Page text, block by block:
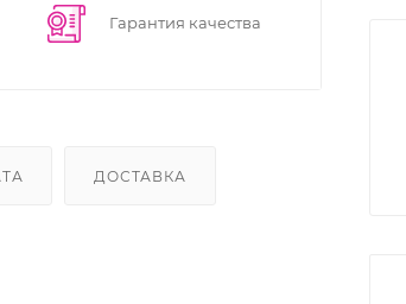
Гарантия качества
ДОСТАВКА